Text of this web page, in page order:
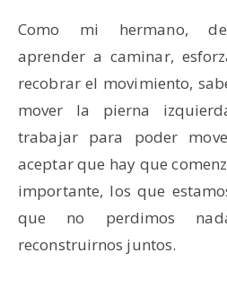
Como mi hermano,
aprender a caminar,
recobrar el movimiento,
mover la pierna
trabajar para poder
aceptar que hay que
importante, los que
que no perdimos
reconstruirnos juntos.